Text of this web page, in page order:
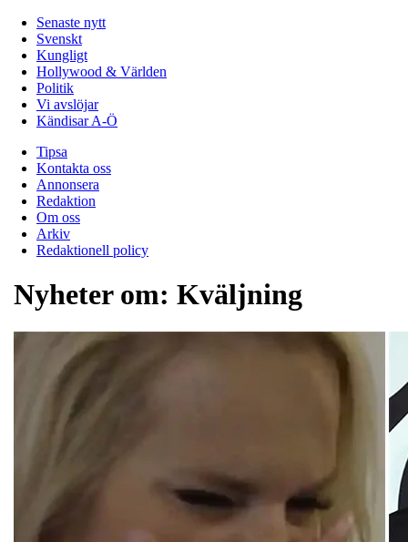
Senaste nytt
Svenskt
Kungligt
Hollywood & Världen
Politik
Vi avslöjar
Kändisar A-Ö
Tipsa
Kontakta oss
Annonsera
Redaktion
Om oss
Arkiv
Redaktionell policy
Nyheter om: Kväljning